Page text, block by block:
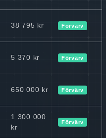
38 795 kr Förvärv
5 370 kr Förvärv
650 000 kr Förvärv
1 300 000
kr
Förvärv